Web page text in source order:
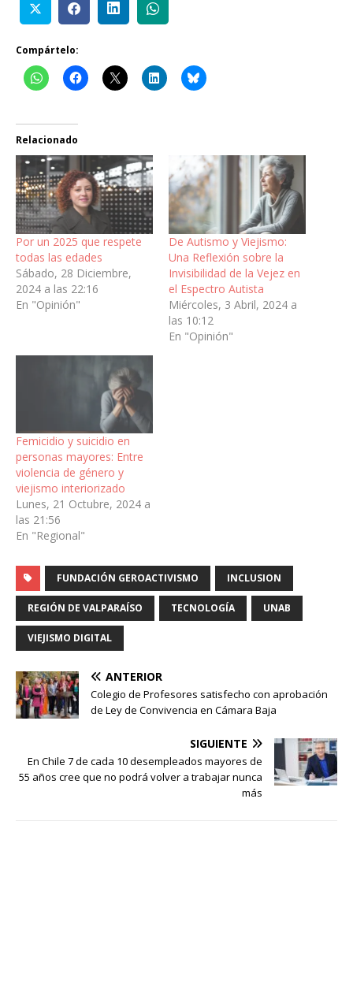
Compártelo:
Relacionado
Por un 2025 que respete
todas las edades
Sábado, 28 Diciembre,
2024 a las 22:16
En "Opinión"
De Autismo y Viejismo:
Una Reflexión sobre la
Invisibilidad de la Vejez en
el Espectro Autista
Miércoles, 3 Abril, 2024 a
las 10:12
En "Opinión"
Femicidio y suicidio en
personas mayores: Entre
violencia de género y
viejismo interiorizado
Lunes, 21 Octubre, 2024 a
las 21:56
En "Regional"
FUNDACIÓN GEROACTIVISMO INCLUSION
REGIÓN DE VALPARAÍSO TECNOLOGÍA UNAB
VIEJISMO DIGITAL
ANTERIOR
Colegio de Profesores satisfecho con aprobación
de Ley de Convivencia en Cámara Baja
SIGUIENTE
En Chile 7 de cada 10 desempleados mayores de
55 años cree que no podrá volver a trabajar nunca
más